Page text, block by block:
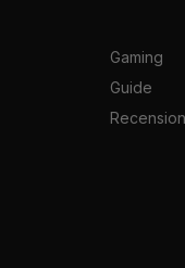
Gaming
Guide